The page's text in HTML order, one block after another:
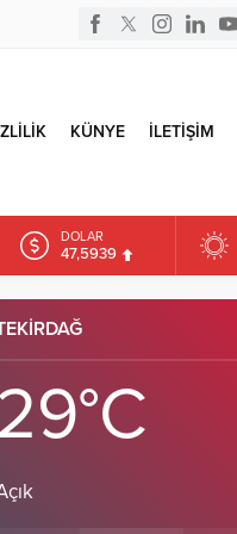
KÜNYE İLETİŞİM
DOLAR
47,5939
EURO
ALTIN
29°C